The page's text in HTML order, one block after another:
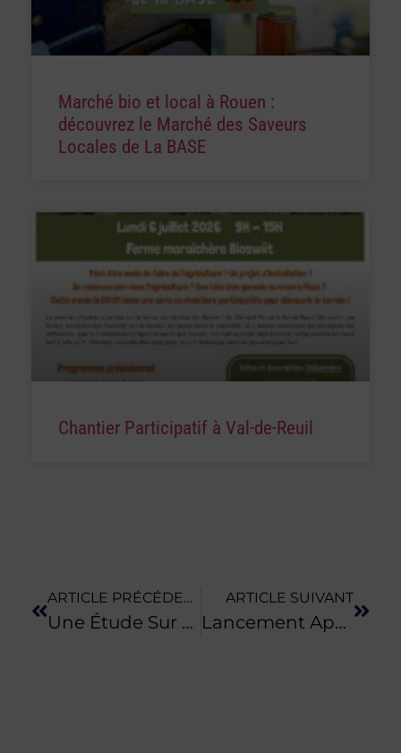
Marché bio et local à Rouen :
découvrez le Marché des Saveurs
Locales de La BASE
Chantier Participatif à Val-de-Reuil
ARTICLE PRÉCÉDENT
Une Étude Sur La Sensibilité À La Bio Des Agriculteurs De Le Havre Seine Métropole
ARTICLE SUIVANT
Lancement Appel À Projet : Ferme Urbaine À Bois-Guillaume (76)